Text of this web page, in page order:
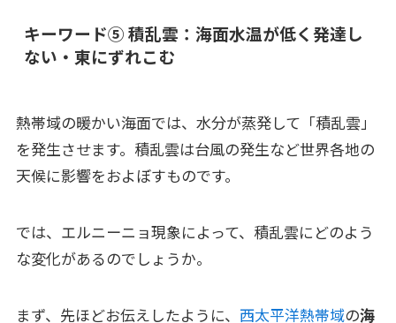
キーワード⑤ 積乱雲：海面水温が低く発達し
ない・東にずれこむ
熱帯域の暖かい海面では、水分が蒸発して「積乱雲」
を発生させます。積乱雲は台風の発生など世界各地の
天候に影響をおよぼすものです。
では、エルニーニョ現象によって、積乱雲にどのよう
な変化があるのでしょうか。
まず、先ほどお伝えしたように、 西太平洋熱帯域の海